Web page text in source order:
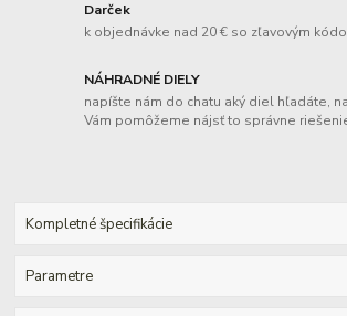
Darček
k objednávke nad 20 € so zľavovým
NÁHRADNÉ DIELY
napíšte nám do chatu aký diel hľadáte,
Vám pomôžeme nájsť to správne
Kompletné špecifikácie
Parametre